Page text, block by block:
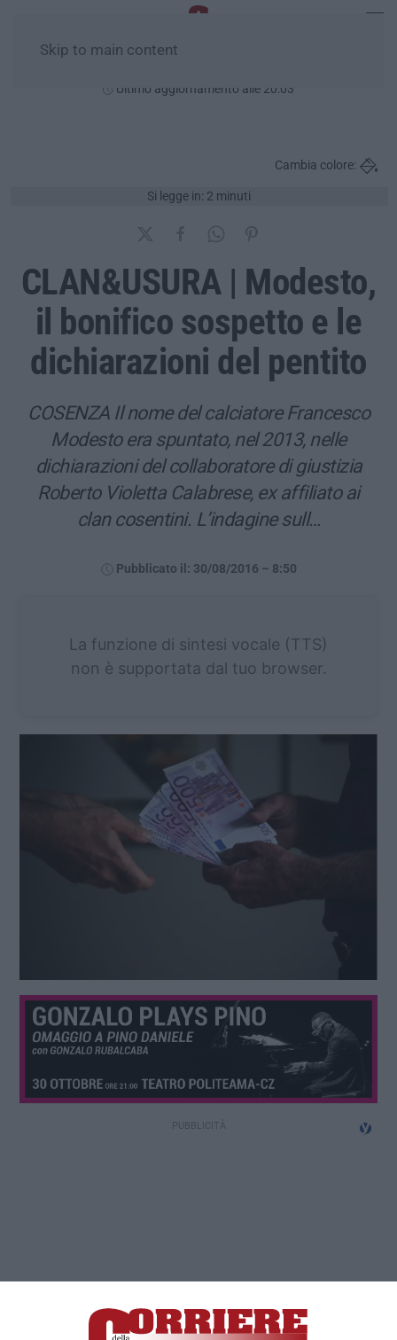
Skip to main content
Ultimo aggiornamento alle 20:03
Si legge in: 2 minuti
Cambia colore:
CLAN&USURA | Modesto,
il bonifico sospetto e le
dichiarazioni del pentito
COSENZA Il nome del calciatore Francesco
Modesto era spuntato, nel 2013, nelle
dichiarazioni del collaboratore di giustizia
Roberto Violetta Calabrese, ex affiliato ai
clan cosentini. L’indagine sull…
Pubblicato il: 30/08/2016 – 8:50
La funzione di sintesi vocale (TTS)
non è supportata dal tuo browser.